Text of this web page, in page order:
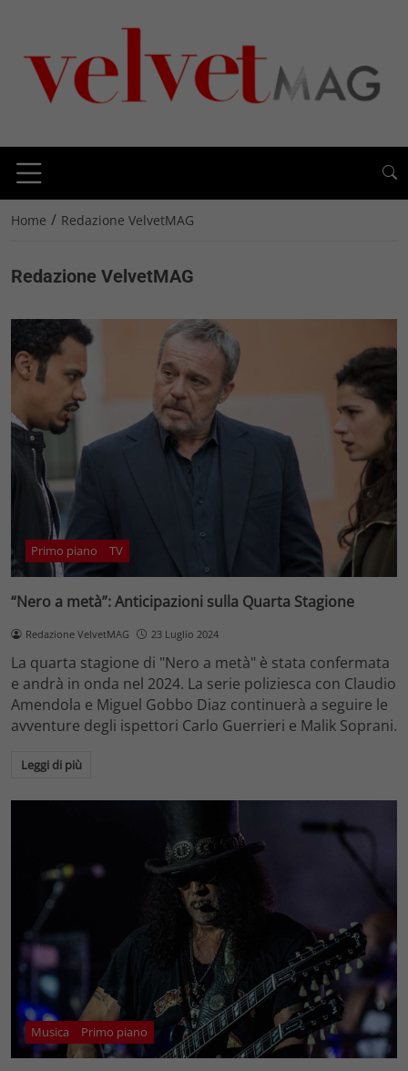
Home / Redazione VelvetMAG
Redazione VelvetMAG
Primo piano TV
“Nero a metà”: Anticipazioni sulla Quarta Stagione
Redazione VelvetMAG 23 Luglio 2024
La quarta stagione di "Nero a metà" è stata confermata
e andrà in onda nel 2024. La serie poliziesca con Claudio
Amendola e Miguel Gobbo Diaz continuerà a seguire le
avventure degli ispettori Carlo Guerrieri e Malik Soprani.
Leggi di più
Musica Primo piano